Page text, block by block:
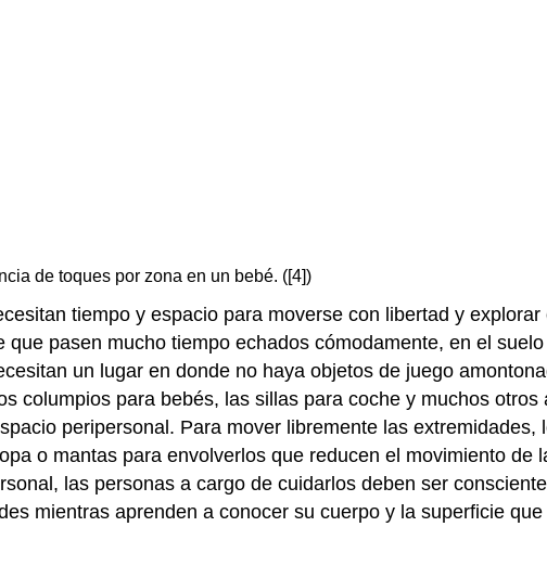
de toques por zona en un bebé. ([4])
tiempo y espacio para moverse con libertad y
pasen mucho tiempo echados cómodamente, en el
un lugar en donde no haya objetos de juego
columpios para bebés, las sillas para coche y muchos
peripersonal. Para mover libremente las extremidades,
o mantas para envolverlos que reducen el movimiento de
las personas a cargo de cuidarlos deben ser
mientras aprenden a conocer su cuerpo y la superficie